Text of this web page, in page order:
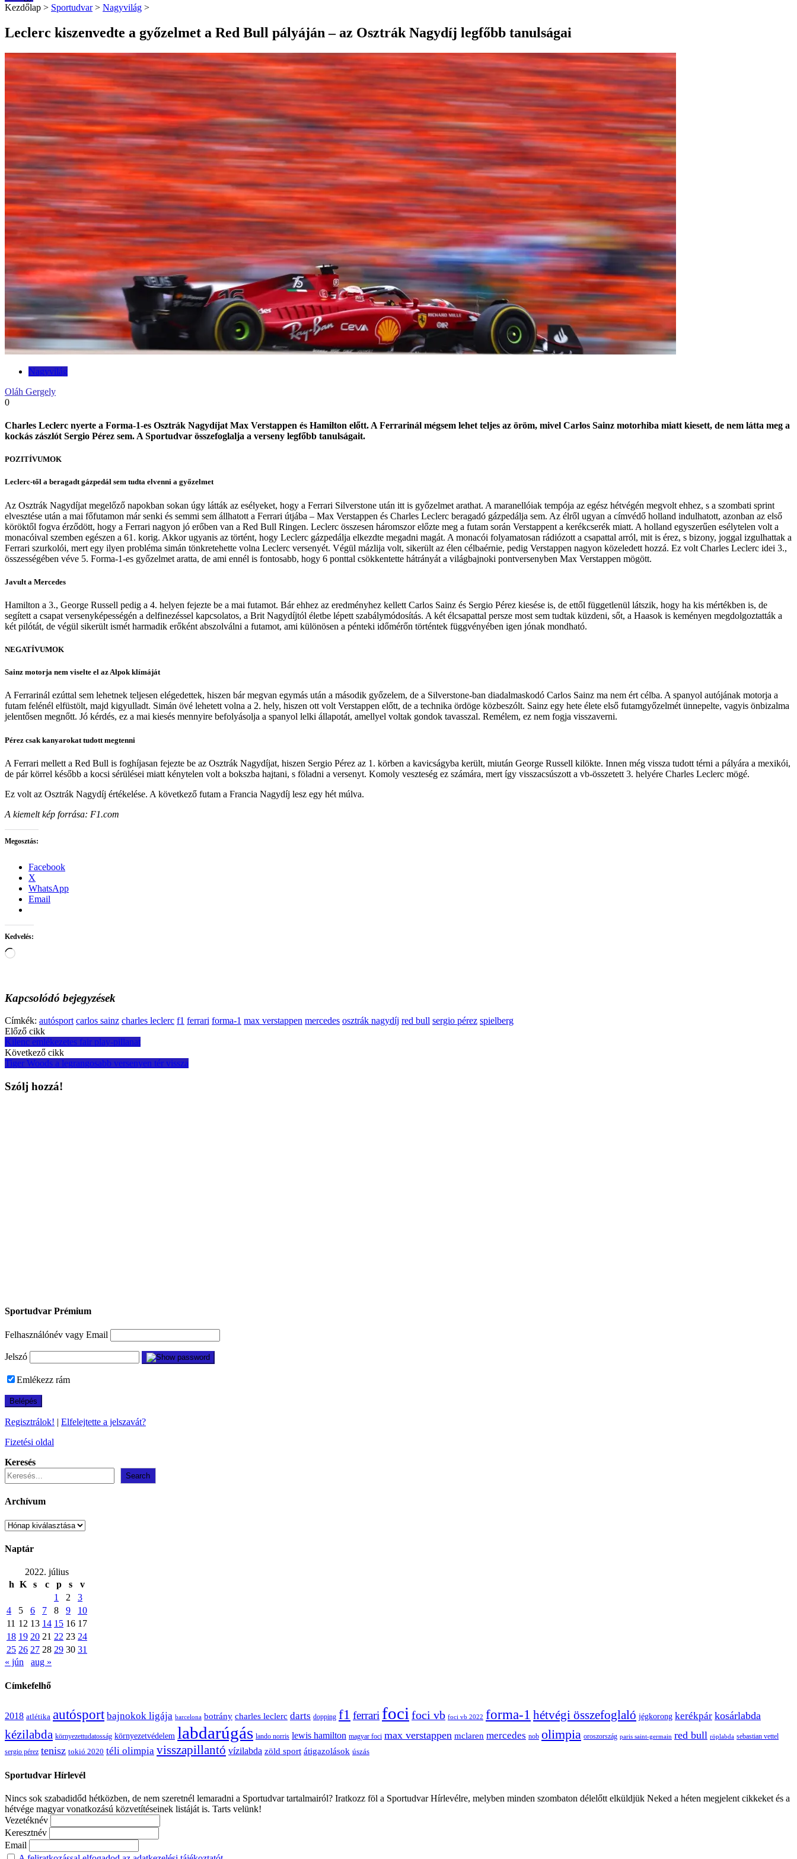
Kezdőlap > Sportudvar > Nagyvilág >
Leclerc kiszenvedte a győzelmet a Red Bull pályáján – az Osztrák Nagydíj legfőbb tanulságai
Nagyvilág
Oláh Gergely
0
Charles Leclerc nyerte a Forma-1-es Osztrák Nagydíjat Max Verstappen és Hamilton előtt. A Ferrarinál mégsem lehet teljes az öröm, mivel Carlos Sainz motorhiba miatt kiesett, de nem látta meg a
kockás zászlót Sergio Pérez sem. A Sportudvar összefoglalja a verseny legfőbb tanulságait.
POZITÍVUMOK
Leclerc-től a beragadt gázpedál sem tudta elvenni a győzelmet
Az Osztrák Nagydíjat megelőző napokban sokan úgy látták az esélyeket, hogy a Ferrari Silverstone után itt is győzelmet arathat. A maranellóiak tempója az egész hétvégén megvolt ehhez, s a szombati sprint
elvesztése után a mai főfutamon már senki és semmi sem állhatott a Ferrari útjába – Max Verstappen és Charles Leclerc beragadó gázpedálja sem. Az élről ugyan a címvédő holland indulhatott, azonban az első
köröktől fogva érződött, hogy a Ferrari nagyon jó erőben van a Red Bull Ringen. Leclerc összesen háromszor előzte meg a futam során Verstappent a kerékcserék miatt. A holland egyszerűen esélytelen volt a
monacóival szemben egészen a 61. korig. Akkor ugyanis az történt, hogy Leclerc gázpedálja elkezdte megadni magát. A monacói folyamatosan rádiózott a csapattal arról, mit is érez, s bizony, joggal izgulhattak a
Ferrari szurkolói, mert egy ilyen probléma simán tönkretehette volna Leclerc versenyét. Végül mázlija volt, sikerült az élen célbaérnie, pedig Verstappen nagyon közeledett hozzá. Ez volt Charles Leclerc idei 3.,
összességében véve 5. Forma-1-es győzelmet aratta, de ami ennél is fontosabb, hogy 6 ponttal csökkentette hátrányát a világbajnoki pontversenyben Max Verstappen mögött.
Javult a Mercedes
Hamilton a 3., George Russell pedig a 4. helyen fejezte be a mai futamot. Bár ehhez az eredményhez kellett Carlos Sainz és Sergio Pérez kiesése is, de ettől függetlenül látszik, hogy ha kis mértékben is, de
segített a csapat versenyképességén a delfinezéssel kapcsolatos, a Brit Nagydíjtól életbe lépett szabálymódosítás. A két élcsapattal persze most sem tudtak küzdeni, sőt, a Haasok is keményen megdolgoztatták a
két pilótát, de végül sikerült ismét harmadik erőként abszolválni a futamot, ami különösen a pénteki időmérőn történtek függvényében igen jónak mondható.
NEGATÍVUMOK
Sainz motorja nem viselte el az Alpok klímáját
A Ferrarinál ezúttal sem lehetnek teljesen elégedettek, hiszen bár megvan egymás után a második győzelem, de a Silverstone-ban diadalmaskodó Carlos Sainz ma nem ért célba. A spanyol autójának motorja a
futam felénél elfüstölt, majd kigyulladt. Simán övé lehetett volna a 2. hely, hiszen ott volt Verstappen előtt, de a technika ördöge közbeszólt. Sainz egy hete élete első futamgyőzelmét ünnepelte, vagyis önbizalma
jelentősen megnőtt. Jó kérdés, ez a mai kiesés mennyire befolyásolja a spanyol lelki állapotát, amellyel voltak gondok tavasszal. Remélem, ez nem fogja visszaverni.
Pérez csak kanyarokat tudott megtenni
A Ferrari mellett a Red Bull is foghíjasan fejezte be az Osztrák Nagydíjat, hiszen Sergio Pérez az 1. körben a kavicságyba került, miután George Russell kilökte. Innen még vissza tudott térni a pályára a mexikói,
de pár körrel később a kocsi sérülései miatt kénytelen volt a bokszba hajtani, s föladni a versenyt. Komoly veszteség ez számára, mert így visszacsúszott a vb-összetett 3. helyére Charles Leclerc mögé.
Ez volt az Osztrák Nagydíj értékelése. A következő futam a Francia Nagydíj lesz egy hét múlva.
A kiemelt kép forrása: F1.com
Megosztás:
Facebook
X
WhatsApp
Email
Kedvelés:
Loading…
Kapcsolódó bejegyzések
Címkék: autósport carlos sainz charles leclerc f1 ferrari forma-1 max verstappen mercedes osztrák nagydíj red bull sergio pérez spielberg
Post
navigation
Előző cikk
Kilenc emlékezetes fair play-pillanat
Következő cikk
Tiger Woods a legrangosabb versenyen tér vissza
Szólj hozzá!
Sportudvar Prémium
Felhasználónév vagy Email
Jelszó
Emlékezz rám
Regisztrálok! | Elfelejtette a jelszavát?
Fizetési oldal
Keresés
Search
Archívum
Archívum
Naptár
2022. július
h K s c p s
v
1
2
3
4
5 6 7 8 9
10
11 12 13 14 15 16 17
18 19 20 21 22 23 24
25 26 27 28 29 30 31
« jún
aug »
Címkefelhő
2018 atlétika autósport bajnokok ligája barcelona botrány charles leclerc darts dopping f1 ferrari foci foci vb foci vb 2022 forma-1 hétvégi összefoglaló jégkorong kerékpár kosárlabda
kézilabda környezettudatosság környezetvédelem labdarúgás lando norris lewis hamilton magyar foci max verstappen mclaren mercedes nob olimpia oroszország paris saint-germain red bull röplabda sebastian vettel
sergio pérez tenisz tokió 2020 téli olimpia visszapillantó vízilabda zöld sport átigazolások úszás
Sportudvar Hírlevél
Nincs sok szabadidőd hétközben, de nem szeretnél lemaradni a Sportudvar tartalmairól? Iratkozz föl a Sportudvar Hírlevélre, melyben minden szombaton délelőtt elküldjük Neked a héten megjelent cikkeket és a
hétvége magyar vonatkozású közvetítéseinek listáját is. Tarts velünk!
Vezetéknév
Keresztnév
Email